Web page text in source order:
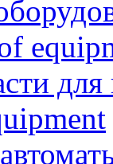
для